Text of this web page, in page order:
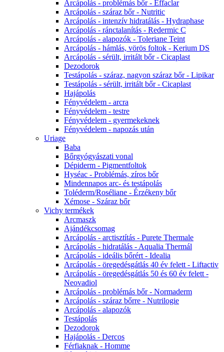
Arcápolás - problémás bőr - Effaclar
Arcápolás - száraz bőr - Nutritic
Arcápolás - intenzív hidratálás - Hydraphase
Arcápolás - ránctalanítás - Redermic C
Arcápolás - alapozók - Toleriane Teint
Arcápolás - hámlás, vörös foltok - Kerium DS
Arcápolás - sérült, irritált bőr - Cicaplast
Dezodorok
Testápolás - száraz, nagyon száraz bőr - Lipikar
Testápolás - sérült, irritált bőr - Cicaplast
Hajápolás
Fényvédelem - arcra
Fényvédelem - testre
Fényvédelem - gyermekeknek
Fényvédelem - napozás után
Uriage
Baba
Bőrgyógyászati vonal
Dépiderm - Pigmentfoltok
Hyséac - Problémás, zíros bőr
Mindennapos arc- és testápolás
Toléderm/Roséliane - Érzékeny bőr
Xémose - Száraz bőr
Vichy termékek
Arcmaszk
Ajándékcsomag
Arcápolás - arctisztítás - Purete Thermale
Arcápolás - hidratálás - Aqualia Thermál
Arcápolás - ideális bőrért - Idealia
Arcápolás - öregedésgátlás 40 év felett - Liftactiv
Arcápolás - öregedésgátlás 50 és 60 év felett -
Neovadiol
Arcápolás - problémás bőr - Normaderm
Arcápolás - száraz bőrre - Nutrilogie
Arcápolás - alapozók
Testápolás
Dezodorok
Hajápolás - Dercos
Férfiaknak - Homme